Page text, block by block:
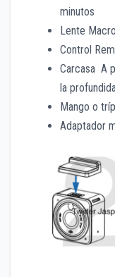
minutos
Lente Macro
Control
Carcasa A
la
Mango o
Adaptador